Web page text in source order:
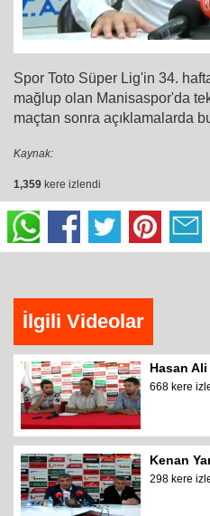
Spor Toto Süper Lig'in 34.
mağlup olan Manisaspor'da
maçtan sonra açıklamalarda
Kaynak:
1,359 kere izlendi
İlgili Videolar
Hasan
668 kere
Kenan
298 kere